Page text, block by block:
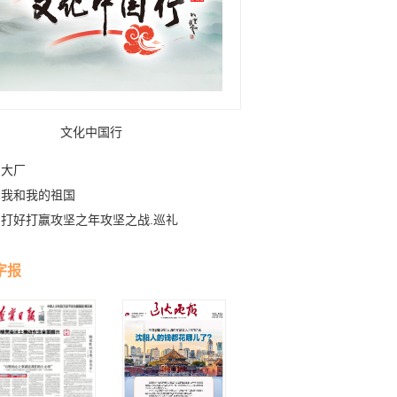
文化中国行
大厂
我和我的祖国
打好打赢攻坚之年攻坚之战.巡礼
报